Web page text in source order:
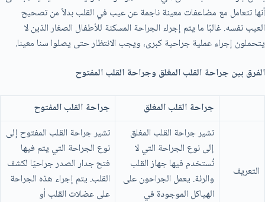
أنها تتعامل مع مضاعفات معينة ناجمة عن عيب في القلب بدلاً من تصحيح
العيب نفسه. غالبًا ما يتم إجراء الجراحة المسكنة للأطفال الصغار الذين لا
يتحملون إجراء عملية جراحية كبری، ويجب الانتظار حتی يصلوا سنا معينا.
الفرق بين جراحة القلب المغلق وجراحة القلب المفتوح
جراحة القلب المغلق جراحة القلب المفتوح
التعريف
تشير جراحة القلب المغلق
إلى نوع الجراحة التي لا
تُستخدم فيها جهاز القلب
والرئة. يعمل الجراحون على
الهياكل الموجودة في
تشير جراحة القلب المفتوح إلى
نوع الجراحة التي يتم فيها
فتح جدار الصدر جراحيًا لكشف
القلب. يتم إجراء هذه الجراحة
على عضلات القلب أو